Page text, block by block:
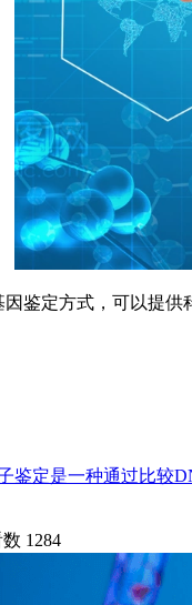
鉴定方式，可以提
鉴定是一种通过比较
1284